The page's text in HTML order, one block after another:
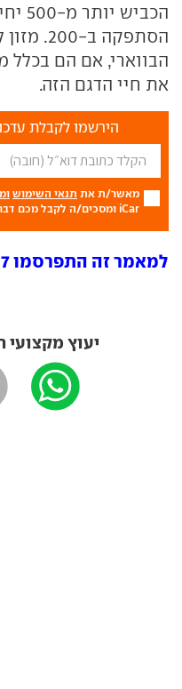
הסתפקה
הבווארי, אם הם בכלל
את חיי הדגם הזה.
הירשמו לקבלת
מאשר/ת את תנאי השימוש
iCar ומסכים/ה לקבל מכם דברי פרסום.
למאמר זה התפרסמו 17 תגובות
יעוץ מקצועי